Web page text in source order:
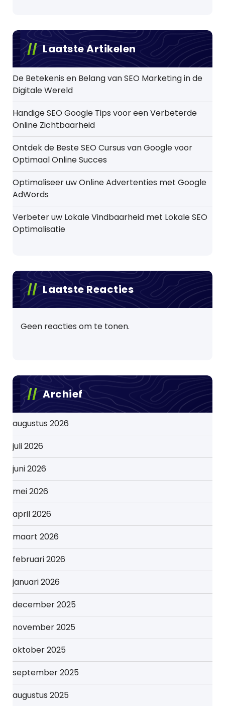
Laatste Artikelen
De Betekenis en Belang van SEO Marketing in de
Digitale Wereld
Handige SEO Google Tips voor een Verbeterde
Online Zichtbaarheid
Ontdek de Beste SEO Cursus van Google voor
Optimaal Online Succes
Optimaliseer uw Online Advertenties met Google
AdWords
Verbeter uw Lokale Vindbaarheid met Lokale SEO
Optimalisatie
Laatste Reacties
Geen reacties om te tonen.
Archief
augustus 2026
juli 2026
juni 2026
mei 2026
april 2026
maart 2026
februari 2026
januari 2026
december 2025
november 2025
oktober 2025
september 2025
augustus 2025